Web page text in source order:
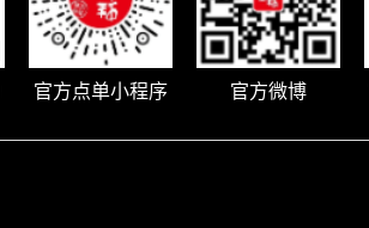
官方点单小程序 官方微博